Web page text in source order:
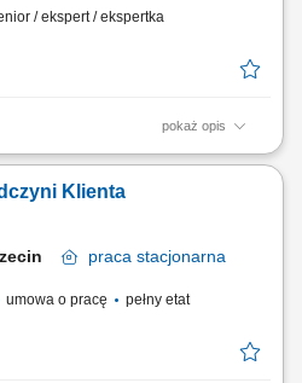
/ ekspert / ekspertka
pokaż opis
budowanie z nimi długofalowych
Sprzedaż produktów
Operacyjna obsługa
Klienta
praca stacjonarna
umowa o pracę
pełny etat